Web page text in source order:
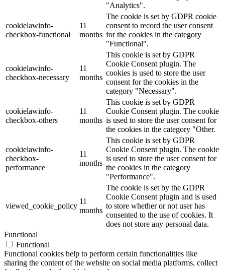
"Analytics".
cookielawinfo-
checkbox-functional
11
months
The cookie is set by GDPR cookie
consent to record the user consent
for the cookies in the category
"Functional".
cookielawinfo-
checkbox-necessary
11
months
This cookie is set by GDPR
Cookie Consent plugin. The
cookies is used to store the user
consent for the cookies in the
category "Necessary".
cookielawinfo-
checkbox-others
11
months
This cookie is set by GDPR
Cookie Consent plugin. The cookie
is used to store the user consent for
the cookies in the category "Other.
cookielawinfo-
checkbox-
performance
11
months
This cookie is set by GDPR
Cookie Consent plugin. The cookie
is used to store the user consent for
the cookies in the category
"Performance".
viewed_cookie_policy
11
months
The cookie is set by the GDPR
Cookie Consent plugin and is used
to store whether or not user has
consented to the use of cookies. It
does not store any personal data.
Functional
Functional
Functional cookies help to perform certain functionalities like
sharing the content of the website on social media platforms, collect